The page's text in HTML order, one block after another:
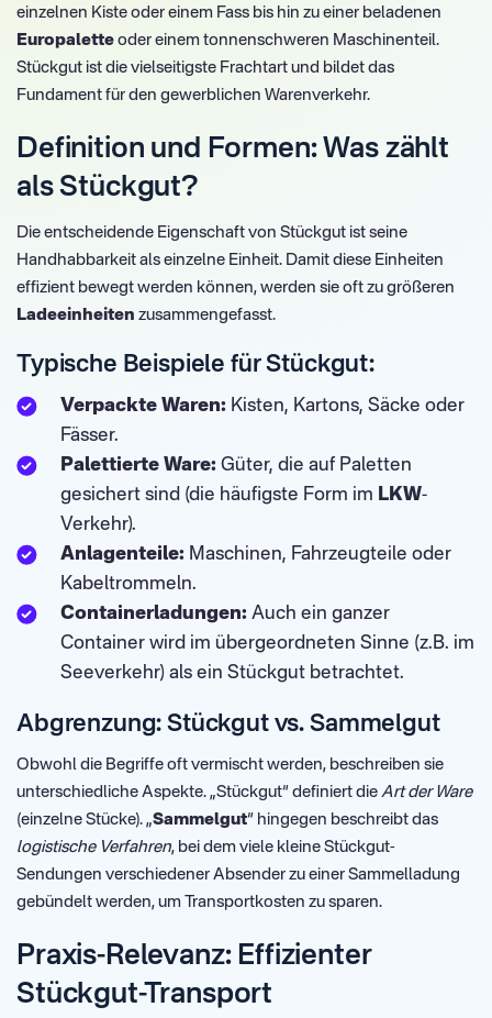
einzelnen Kiste oder einem Fass bis hin zu einer beladenen
Europalette oder einem tonnenschweren Maschinenteil.
Stückgut ist die vielseitigste Frachtart und bildet das
Fundament für den gewerblichen Warenverkehr.
Definition und Formen: Was zählt
als Stückgut?
Die entscheidende Eigenschaft von Stückgut ist seine
Handhabbarkeit als einzelne Einheit. Damit diese Einheiten
effizient bewegt werden können, werden sie oft zu größeren
Ladeeinheiten zusammengefasst.
Typische Beispiele für Stückgut:
Verpackte Waren: Kisten, Kartons, Säcke oder
Fässer.
Palettierte Ware: Güter, die auf Paletten
gesichert sind (die häufigste Form im LKW-
Verkehr).
Anlagenteile: Maschinen, Fahrzeugteile oder
Kabeltrommeln.
Containerladungen: Auch ein ganzer
Container wird im übergeordneten Sinne (z.B. im
Seeverkehr) als ein Stückgut betrachtet.
Abgrenzung: Stückgut vs. Sammelgut
Obwohl die Begriffe oft vermischt werden, beschreiben sie
unterschiedliche Aspekte. „Stückgut“ definiert die Art der Ware
(einzelne Stücke). „Sammelgut“ hingegen beschreibt das
logistische Verfahren, bei dem viele kleine Stückgut-
Sendungen verschiedener Absender zu einer Sammelladung
gebündelt werden, um Transportkosten zu sparen.
Praxis-Relevanz: Effizienter
Stückgut-Transport